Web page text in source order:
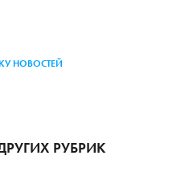
НОВОСТЕЙ
РУБРИК